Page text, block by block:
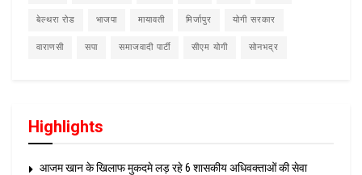
बेल्थरा रोड भाजपा मायावती मिर्जापुर योगी सरकार
वाराणसी सपा समाजवादी पार्टी सीएम योगी सोनभद्र
Highlights
आजम खान के खिलाफ मुकदमे लड़ रहे 6 शासकीय अधिवक्ताओं की सेवा